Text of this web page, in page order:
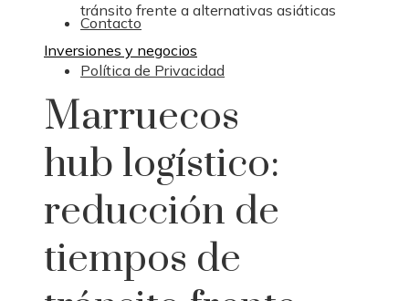
Contacto
Política de Privacidad
tránsito frente a alternativas asiáticas
Inversiones y negocios
Marruecos
hub logístico:
reducción de
tiempos de